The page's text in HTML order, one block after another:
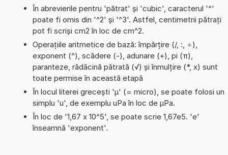
În abrevierile pentru 'pătrat' și 'cubic', caracterul '^'
poate fi omis din '^2' și '^3'. Astfel, centimetrii pătrați
pot fi scriși cm2 în loc de cm^2.
Operațiile aritmetice de bază: împărțire (/, :, ÷),
exponent (^), scădere (-), adunare (+), pi (π),
paranteze, rădăcină pătrată (√) și înmulțire (*, x) sunt
toate permise în această etapă
În locul literei grecești 'µ' (= micro), se poate folosi un
simplu 'u', de exemplu uPa în loc de µPa.
În loc de '1,67 x 10^5', se poate scrie 1,67e5. 'e'
înseamnă 'exponent'.